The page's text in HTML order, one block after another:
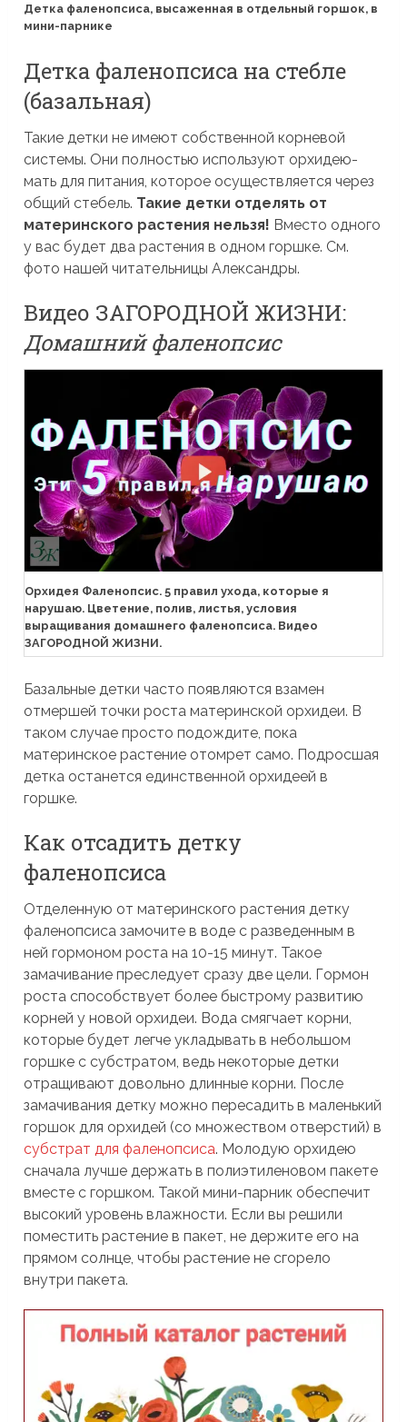
Детка фаленопсиса, высаженная в отдельный горшок, в
мини-парнике
Детка фаленопсиса на стебле
(базальная)
Такие детки не имеют собственной корневой
системы. Они полностью используют орхидею-
мать для питания, которое осуществляется через
общий стебель. Такие детки отделять от
материнского растения нельзя! Вместо одного
у вас будет два растения в одном горшке. См.
фото нашей читательницы Александры.
Видео ЗАГОРОДНОЙ ЖИЗНИ:
Домашний фаленопсис
Орхидея Фаленопсис. 5 правил ухода, которые я
нарушаю. Цветение, полив, листья, условия
выращивания домашнего фаленопсиса. Видео
ЗАГОРОДНОЙ ЖИЗНИ.
Базальные детки часто появляются взамен
отмершей точки роста материнской орхидеи. В
таком случае просто подождите, пока
материнское растение отомрет само. Подросшая
детка останется единственной орхидеей в
горшке.
Как отсадить детку
фаленопсиса
Отделенную от материнского растения детку
фаленопсиса замочите в воде с разведенным в
ней гормоном роста на 10-15 минут. Такое
замачивание преследует сразу две цели. Гормон
роста способствует более быстрому развитию
корней у новой орхидеи. Вода смягчает корни,
которые будет легче укладывать в небольшом
горшке с субстратом, ведь некоторые детки
отращивают довольно длинные корни. После
замачивания детку можно пересадить в маленький
горшок для орхидей (со множеством отверстий) в
субстрат для фаленопсиса. Молодую орхидею
сначала лучше держать в полиэтиленовом пакете
вместе с горшком. Такой мини-парник обеспечит
высокий уровень влажности. Если вы решили
поместить растение в пакет, не держите его на
прямом солнце, чтобы растение не сгорело
внутри пакета.